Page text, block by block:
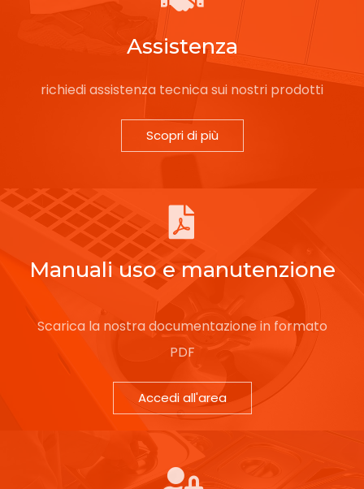
Assistenza
richiedi assistenza tecnica sui nostri prodotti
Scopri di più
Manuali uso e manutenzione
Scarica la nostra documentazione in formato
PDF
Accedi all'area